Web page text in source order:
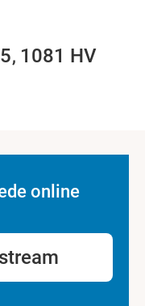
1081 HV
online